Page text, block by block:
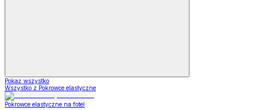
Pokaż wszystko
Wszystko z Pokrowce elastyczne
Pokrowce elastyczne na fotel